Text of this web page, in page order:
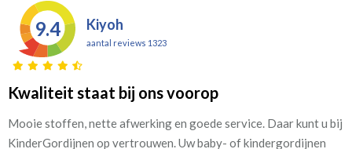
9.4 Kiyoh
aantal reviews 1323
Kwaliteit staat bij ons voorop
Mooie stoffen, nette afwerking en goede service. Daar kunt u bij
KinderGordijnen op vertrouwen. Uw baby- of kindergordijnen